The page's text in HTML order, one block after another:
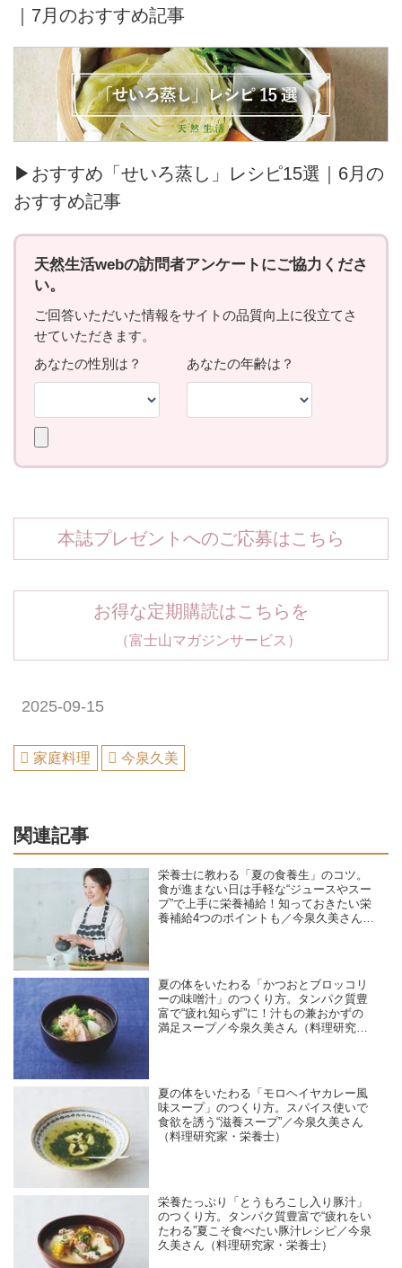
｜7月のおすすめ記事
▶おすすめ「せいろ蒸し」レシピ15選｜6月の
おすすめ記事
本誌プレゼントへのご応募はこちら
お得な定期購読はこちらを
（富士山マガジンサービス）
2025-09-15
家庭料理 今泉久美
関連記事
栄養士に教わる「夏の食養生」のコツ。
食が進まない日は手軽な“ジュースやスー
プ”で上手に栄養補給！知っておきたい栄
養補給4つのポイントも／今泉久美さん
夏の体をいたわる「かつおとブロッコリ
ーの味噌汁」のつくり方。タンパク質豊
富で“疲れ知らず”に！汁もの兼おかずの
満足スープ／今泉久美さん（料理研究
夏の体をいたわる「モロヘイヤカレー風
味スープ」のつくり方。スパイス使いで
食欲を誘う“滋養スープ”／今泉久美さん
（料理研究家・栄養士）
栄養たっぷり「とうもろこし入り豚汁」
のつくり方。タンパク質豊富で“疲れをい
たわる”夏こそ食べたい豚汁レシピ／今泉
久美さん（料理研究家・栄養士）